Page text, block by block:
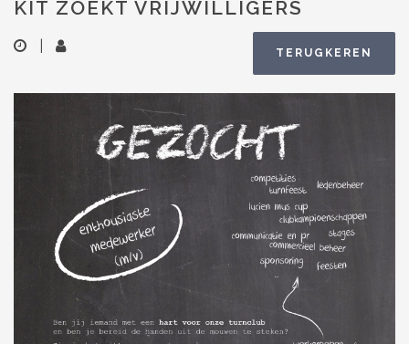
KIT ZOEKT VRIJWILLIGERS
TERUGKEREN